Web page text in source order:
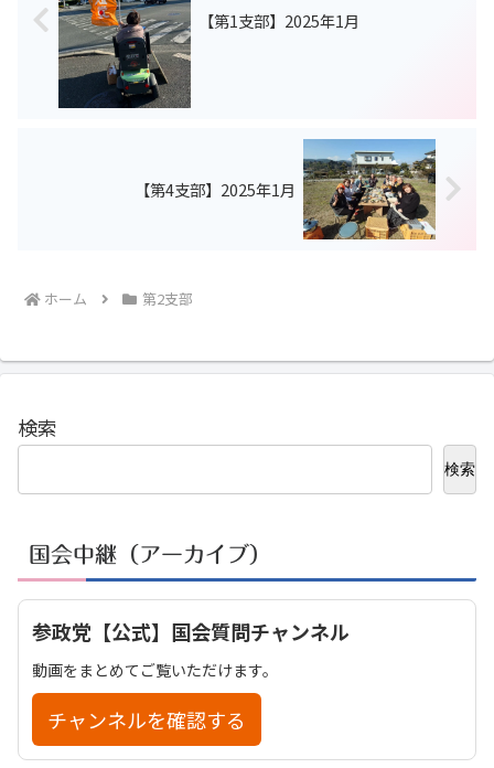
【第1支部】2025年1月
【第4支部】2025年1月
ホーム 第2支部
検索
検索
国会中継（アーカイブ）
参政党【公式】国会質問チャンネル
動画をまとめてご覧いただけます。
チャンネルを確認する